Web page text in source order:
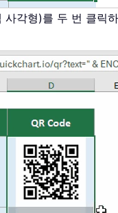
각형)를 두 번 클릭